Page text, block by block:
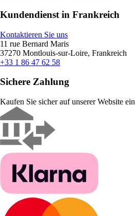
Kundendienst in Frankreich
Kontaktieren Sie uns
11 rue Bernard Maris
37270 Montlouis-sur-Loire, Frankreich
+33 1 86 47 62 58
Sichere Zahlung
Kaufen Sie sicher auf unserer Website ein